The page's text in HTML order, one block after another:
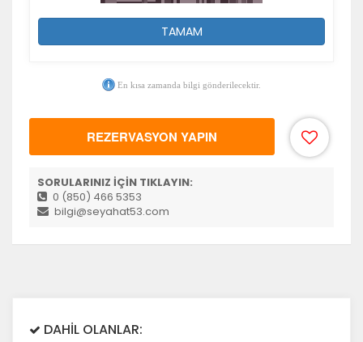
TAMAM
En kısa zamanda bilgi gönderilecektir.
REZERVASYON YAPIN
SORULARINIZ İÇİN TIKLAYIN:
0 (850) 466 5353
bilgi@seyahat53.com
DAHİL OLANLAR: